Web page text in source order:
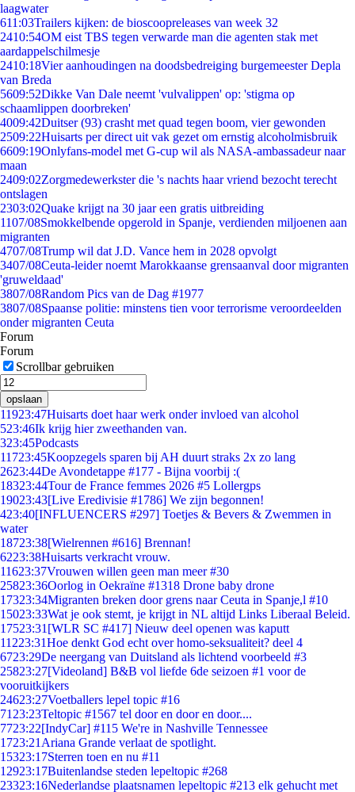
laagwater
611:03Trailers kijken: de bioscoopreleases van week 32
2410:54OM eist TBS tegen verwarde man die agenten stak met
aardappelschilmesje
2410:18Vier aanhoudingen na doodsbedreiging burgemeester Depla
van Breda
5609:52Dikke Van Dale neemt 'vulvalippen' op: 'stigma op
schaamlippen doorbreken'
4009:42Duitser (93) crasht met quad tegen boom, vier gewonden
2509:22Huisarts per direct uit vak gezet om ernstig alcoholmisbruik
6609:19Onlyfans-model met G-cup wil als NASA-ambassadeur naar
maan
2409:02Zorgmedewerkster die 's nachts haar vriend bezocht terecht
ontslagen
2303:02Quake krijgt na 30 jaar een gratis uitbreiding
1107/08Smokkelbende opgerold in Spanje, verdienden miljoenen aan
migranten
4707/08Trump wil dat J.D. Vance hem in 2028 opvolgt
3407/08Ceuta-leider noemt Marokkaanse grensaanval door migranten
'gruweldaad'
3807/08Random Pics van de Dag #1977
3807/08Spaanse politie: minstens tien voor terrorisme veroordeelden
onder migranten Ceuta
Forum
Forum
Scrollbar gebruiken
opslaan
11923:47Huisarts doet haar werk onder invloed van alcohol
523:46Ik krijg hier zweethanden van.
323:45Podcasts
11723:45Koopzegels sparen bij AH duurt straks 2x zo lang
2623:44De Avondetappe #177 - Bijna voorbij :(
18323:44Tour de France femmes 2026 #5 Lollergps
19023:43[Live Eredivisie #1786] We zijn begonnen!
423:40[INFLUENCERS #297] Toetjes & Bevers & Zwemmen in
water
18723:38[Wielrennen #616] Brennan!
6223:38Huisarts verkracht vrouw.
11623:37Vrouwen willen geen man meer #30
25823:36Oorlog in Oekraïne #1318 Drone baby drone
17323:34Migranten breken door grens naar Ceuta in Spanje,l #10
15023:33Wat je ook stemt, je krijgt in NL altijd Links Liberaal Beleid.
17523:31 [WLR SC #417] Nieuw deel openen was kaputt
11223:31Hoe denkt God echt over homo-seksualiteit? deel 4
6723:29De neergang van Duitsland als lichtend voorbeeld #3
25823:27[Videoland] B&B vol liefde 6de seizoen #1 voor de
vooruitkijkers
24623:27Voetballers lepel topic #16
71 23:23Teltopic #1567 tel door en door en door....
7723:22[IndyCar] #115 We're in Nashville Tennessee
1723:21 Ariana Grande verlaat de spotlight.
15323:17Sterren toen en nu #11
12923:17Buitenlandse steden lepeltopic #268
23323:16Nederlandse plaatsnamen lepeltopic #213 elk gehucht met